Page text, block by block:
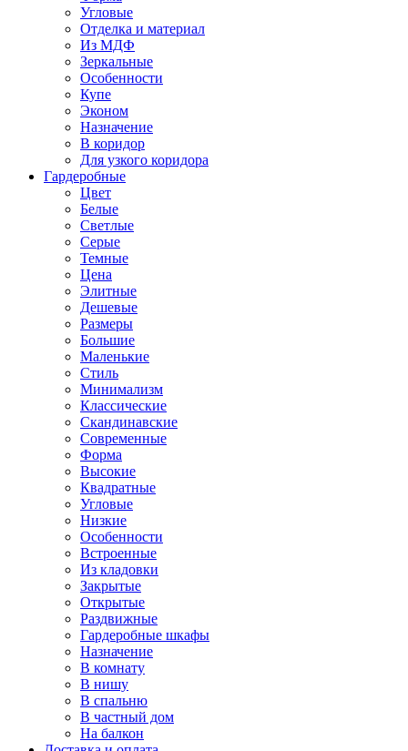
Угловые
Отделка и материал
Из МДФ
Зеркальные
Особенности
Купе
Эконом
Назначение
В коридор
Для узкого коридора
Гардеробные
Цвет
Белые
Светлые
Серые
Темные
Цена
Элитные
Дешевые
Размеры
Большие
Маленькие
Стиль
Минимализм
Классические
Скандинавские
Современные
Форма
Высокие
Квадратные
Угловые
Низкие
Особенности
Встроенные
Из кладовки
Закрытые
Открытые
Раздвижные
Гардеробные шкафы
Назначение
В комнату
В нишу
В спальню
В частный дом
На балкон